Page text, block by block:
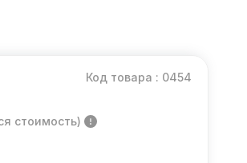
Код товара : 0454
стоимость)